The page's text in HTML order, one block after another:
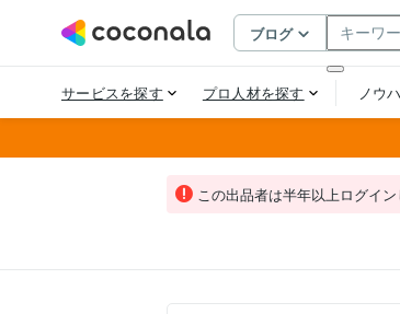
この出品者は半年以上ログイ